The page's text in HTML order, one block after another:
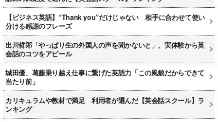
【ビジネス英語】“Thank you”だけじゃない 相手に合わせて使い
分ける感謝のフレーズ
出川哲郎「やっぱり生の外国人の声を聞かないと」、実体験から英
会話のコツをアピール
城田優、葛藤乗り越え仕事に繋げた英語力「この風貌だからできて
当たり前」
カリキュラムや教材で満足 利用者が選んだ【英会話スクール】ラ
ンキング